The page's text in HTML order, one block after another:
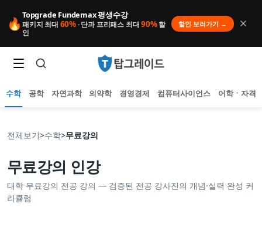
🔥
Topgrade Fundemax 평생수강
패키지 최대 60% · 단과 프리패스 최대90%할
인
할인 보러가기 →
인기 검색어
아직 집계된 인기 검색어가 없습니다.
추천 검색어
수학 공학 자연과학 의약학 경영경제 컴퓨터사이언스 어학ㆍ자격
전체보기>수학>무료강의
무료강의 인강
대학 무료강의 전공 강의 — 검증된 전공 강사진의 개념·실력 완성 커
리큘럼